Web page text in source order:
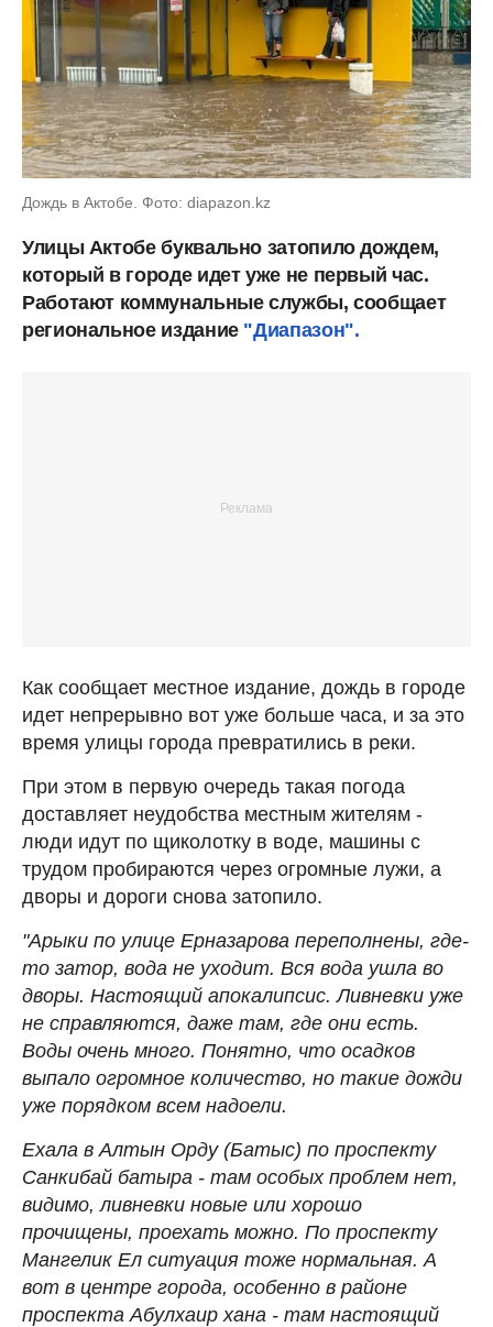
Дождь в Актобе. Фото: diapazon.kz
Улицы Актобе буквально затопило дождем,
который в городе идет уже не первый час.
Работают коммунальные службы, сообщает
региональное издание"Диапазон".
Как сообщает местное издание, дождь в городе
идет непрерывно вот уже больше часа, и за это
время улицы города превратились в реки.
При этом в первую очередь такая погода
доставляет неудобства местным жителям -
люди идут по щиколотку в воде, машины с
трудом пробираются через огромные лужи, а
дворы и дороги снова затопило.
"Арыки по улице Ерназарова переполнены, где-
то затор, вода не уходит. Вся вода ушла во
дворы. Настоящий апокалипсис. Ливневки уже
не справляются, даже там, где они есть.
Воды очень много. Понятно, что осадков
выпало огромное количество, но такие дожди
уже порядком всем надоели.
Ехала в Алтын Орду (Батыс) по проспекту
Санкибай батыра - там особых проблем нет,
видимо, ливневки новые или хорошо
прочищены, проехать можно. По проспекту
Мангелик Ел ситуация тоже нормальная. А
вот в центре города, особенно в районе
проспекта Абулхаир хана - там настоящий